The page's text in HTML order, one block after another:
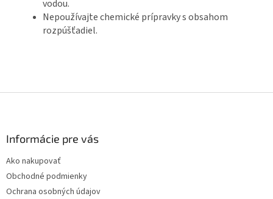
vodou.
Nepoužívajte chemické prípravky s obsahom
rozpúšťadiel.
Informácie pre vás
Ako nakupovať
Obchodné podmienky
Ochrana osobných údajov